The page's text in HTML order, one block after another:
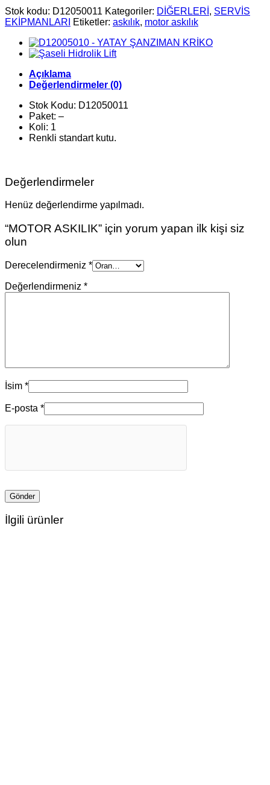
Stok kodu: D12050011 Kategoriler: DİĞERLERİ , SERVİS
EKİPMANLARI
Etiketler: askılık, motor askılık
Açıklama
Değerlendirmeler (0)
Stok Kodu: D12050011
Paket: –
Koli: 1
Renkli standart kutu.
Değerlendirmeler
Henüz değerlendirme yapılmadı.
“MOTOR ASKILIK” için yorum yapan ilk kişi siz
olun
Derecelendirmeniz *
Değerlendirmeniz *
İsim *
E-posta *
İlgili ürünler